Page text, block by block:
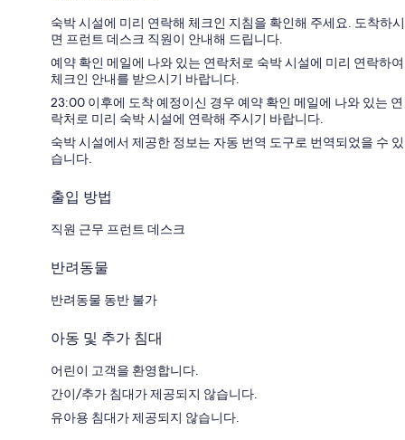
숙박 시설에 미리 연락해 체크인 지침을 확인해 주세요. 도착하시
면 프런트 데스크 직원이 안내해 드립니다.
예약 확인 메일에 나와 있는 연락처로 숙박 시설에 미리 연락하여
체크인 안내를 받으시기 바랍니다.
23:00 이후에 도착 예정이신 경우 예약 확인 메일에 나와 있는 연
락처로 미리 숙박 시설에 연락해 주시기 바랍니다.
숙박 시설에서 제공한 정보는 자동 번역 도구로 번역되었을 수 있
습니다.
출입 방법
직원 근무 프런트 데스크
반려동물
반려동물 동반 불가
아동 및 추가 침대
어린이 고객을 환영합니다.
간이/추가 침대가 제공되지 않습니다.
유아용 침대가 제공되지 않습니다.